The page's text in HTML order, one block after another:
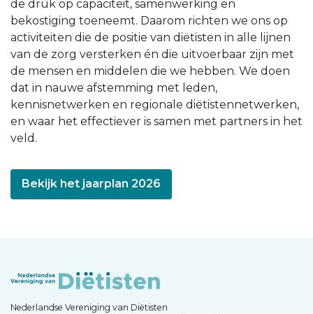
de druk op capaciteit, samenwerking en
bekostiging toeneemt. Daarom richten we ons op
activiteiten die de positie van diëtisten in alle lijnen
van de zorg versterken én die uitvoerbaar zijn met
de mensen en middelen die we hebben. We doen
dat in nauwe afstemming met leden,
kennisnetwerken en regionale diëtistennetwerken,
en waar het effectiever is samen met partners in het
veld.
Bekijk het jaarplan 2026
Nederlandse Vereniging van Diëtisten